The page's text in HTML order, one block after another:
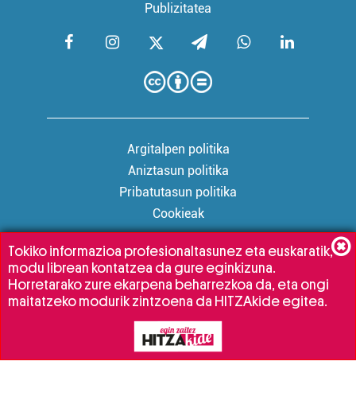
Publizitatea
Argitalpen politika
Aniztasun politika
Pribatutasun politika
Cookieak
Babesleak:
Tokiko informazioa profesionaltasunez eta euskaratik,
modu librean kontatzea da gure eginkizuna.
Horretarako zure ekarpena beharrezkoa da, eta ongi
maitatzeko modurik zintzoena da HITZAkide egitea.